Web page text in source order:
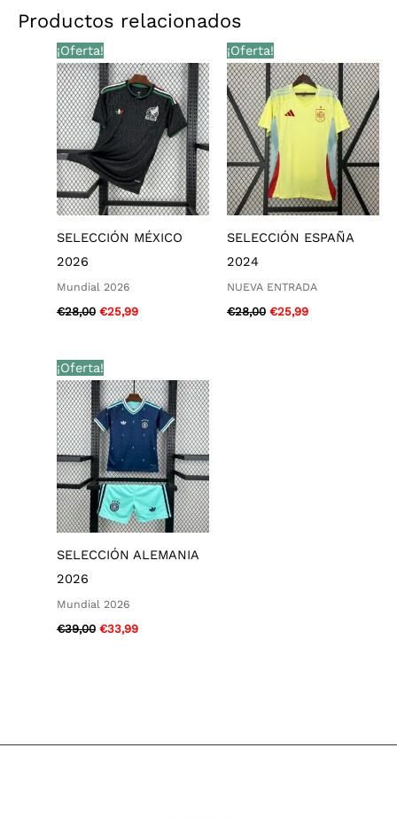
Productos relacionados
¡Oferta!
SELECCIÓN MÉXICO
2026
Mundial 2026
€28,00
El
precio
original
era:
€28,00.
€25,99
precio
actual
es:
€25,99.
¡Oferta!
SELECCIÓN ESPAÑA
2024
NUEVA ENTRADA
€28,00
El
precio
original
era:
€28,00.
€25,99
precio
actual
es:
€25,99.
¡Oferta!
SELECCIÓN ALEMANIA
2026
Mundial 2026
€39,00
El
precio
original
era:
€39,00.
€33,99
precio
actual
es:
€33,99.